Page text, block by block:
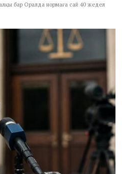
бар Оралда нормаға сай 40 жедел